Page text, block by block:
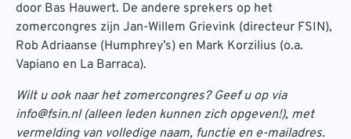
door Bas Hauwert. De andere sprekers op het
zomercongres zijn Jan-Willem Grievink (directeur FSIN),
Rob Adriaanse (Humphrey’s) en Mark Korzilius (o.a.
Vapiano en La Barraca).
Wilt u ook naar het zomercongres? Geef u op via
info@fsin.nl (alleen leden kunnen zich opgeven!), met
vermelding van volledige naam, functie en e-mailadres.